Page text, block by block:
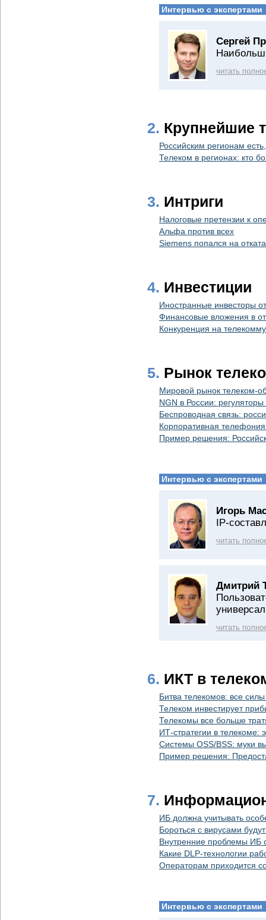
Интервью с экспертами
Сергей
читать
2. Крупнейшие
Российским регионам
Телеком в регионах: кто
3. Интриги
Налоговые претензии к
Альфа против всех
Siemens попался на
4. Инвестиции
Иностранные инвесторы
Финансовые вложения в
Конкуренция на
5. Рынок
Мировой рынок телеком-
NGN в России:
Беспроводная связь:
Корпоративная
Пример решения:
Интервью с экспертами
Игорь
IP-
читать
Дмитрий
читать
6. ИКТ в
Битва телекомов: все
Телеком инвестирует
Телекомы все больше
ИТ-стратегии в телекоме:
Системы OSS/BSS: муки
Пример решения:
7.
ИБ должна учитывать
Бороться с вирусами
Внутренние проблемы ИБ
Какие DLP-технологии
Операторам приходится
Интервью с экспертами